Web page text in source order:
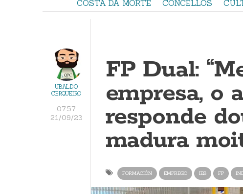
COSTA DA MORTE CONCELLOS
UBALDO
CERQUEIRO
07:57
21/09/23
FP Dual:
empresa, o
responde
madura
FORMACIÓN EMPREGO IES FP